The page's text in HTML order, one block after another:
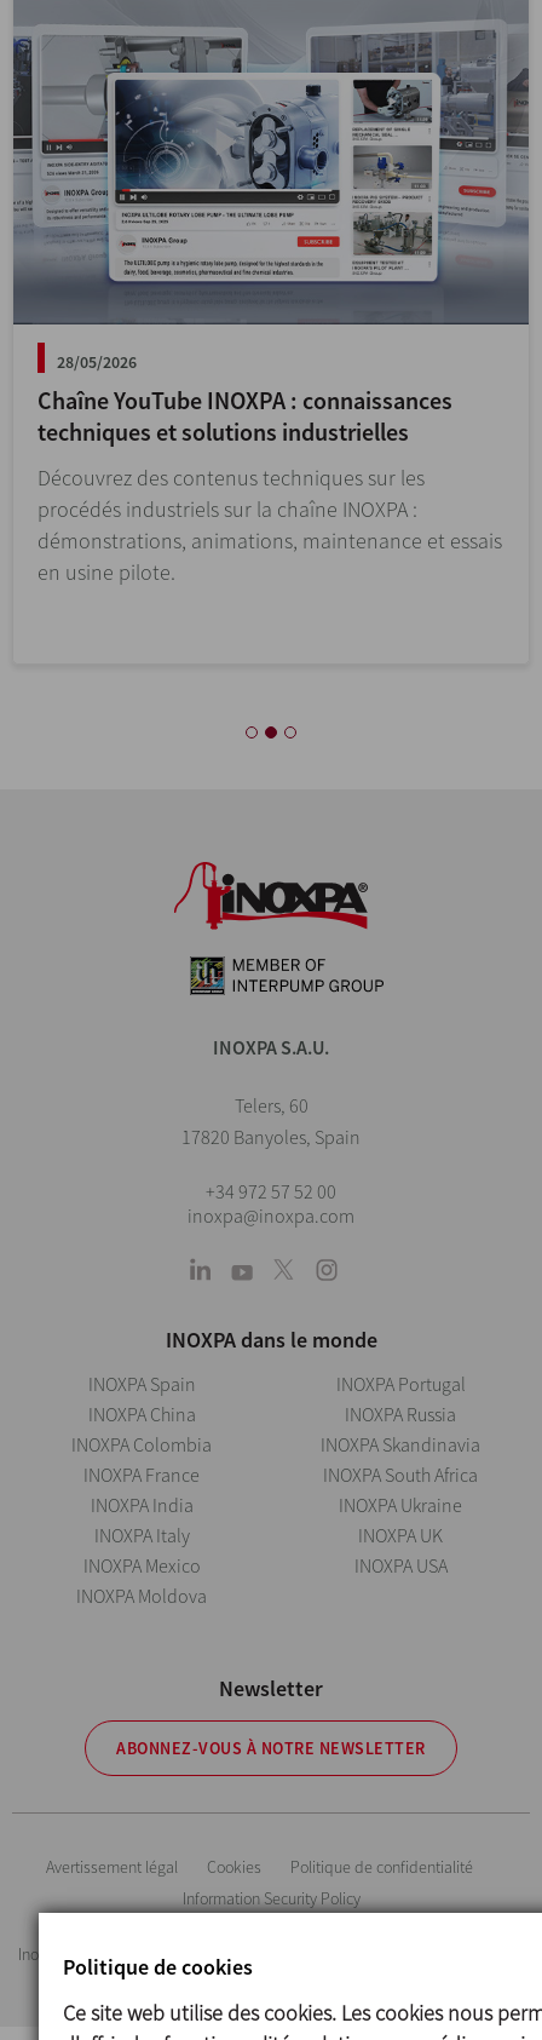
28/05/2026
Chaîne YouTube INOXPA : connaissances
techniques et solutions industrielles
Découvrez des contenus techniques sur les
procédés industriels sur la chaîne INOXPA :
démonstrations, animations, maintenance et essais
en usine pilote.
INOXPA S.A.U.
Telers, 60
17820 Banyoles, Spain
+34 972 57 52 00
inoxpa@inoxpa.com
INOXPA dans le monde
INOXPA Spain
INOXPA China
INOXPA Colombia
INOXPA France
INOXPA India
INOXPA Italy
INOXPA Mexico
INOXPA Moldova
INOXPA Portugal
INOXPA Russia
INOXPA Skandinavia
INOXPA South Africa
INOXPA Ukraine
INOXPA UK
INOXPA USA
Newsletter
ABONNEZ-VOUS À NOTRE NEWSLETTER
Avertissement légal Cookies
Politique de confidentialité
Information Security Policy
Inoxpa se réserve le droit de modifier tout matériau ou caractéristique sans
préavis. Photos non contractuelles. All Rights Reserved
Politique de cookies
Ce site web utilise des cookies. Les cookies nous